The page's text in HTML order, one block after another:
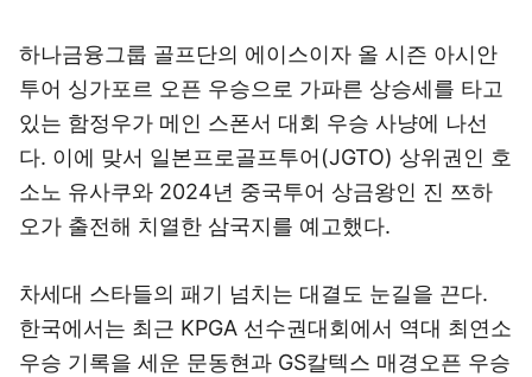
하나금융그룹 골프단의 에이스이자 올 시즌 아시안
투어 싱가포르 오픈 우승으로 가파른 상승세를 타고
있는 함정우가 메인 스폰서 대회 우승 사냥에 나선
다. 이에 맞서 일본프로골프투어(JGTO) 상위권인 호
소노 유사쿠와 2024년 중국투어 상금왕인 진 쯔하
오가 출전해 치열한 삼국지를 예고했다.
차세대 스타들의 패기 넘치는 대결도 눈길을 끈다.
한국에서는 최근 KPGA 선수권대회에서 역대 최연소
우승 기록을 세운 문동현과 GS칼텍스 매경오픈 우승